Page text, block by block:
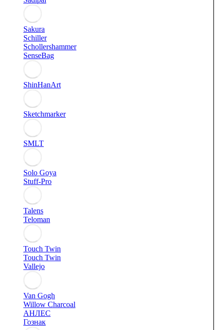
Sakura
Schiller
Schollershammer
SenseBag
ShinHanArt
Sketchmarker
SMLT
Solo Goya
Stuff-Pro
Talens
Teloman
Touch Twin
Touch Twin
Vallejo
Van Gogh
Willow Charcoal
АНЛЕС
Гознак